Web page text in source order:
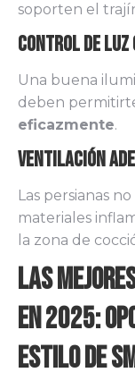
soporten el
Control de Luz
Una buena
deben
eficazmente.
Ventilación
Las persianas
materiales
la zona de
Las
en 2025:
Estilo de